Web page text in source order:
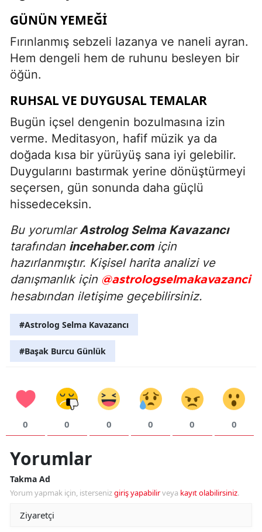
GÜNÜN YEMEĞI
Fırınlanmış sebzeli lazanya ve naneli ayran.
Hem dengeli hem de ruhunu besleyen bir
öğün.
RUHSAL VE DUYGUSAL TEMALAR
Bugün içsel dengenin bozulmasına izin
verme. Meditasyon, hafif müzik ya da
doğada kısa bir yürüyüş sana iyi gelebilir.
Duygularını bastırmak yerine dönüştürmeyi
seçersen, gün sonunda daha güçlü
hissedeceksin.
Bu yorumlarAstrolog Selma Kavazancı
tarafından incehaber.comiçin
hazırlanmıştır. Kişisel harita analizi ve
danışmanlık için @astrologselmakavazanci
hesabından iletişime geçebilirsiniz.
#Astrolog Selma Kavazancı
#Başak Burcu Günlük
0 0 0 0 0 0
Yorumlar
Takma Ad
Yorum yapmak için, istersenizgiriş yapabilirveya kayıt olabilirsiniz.